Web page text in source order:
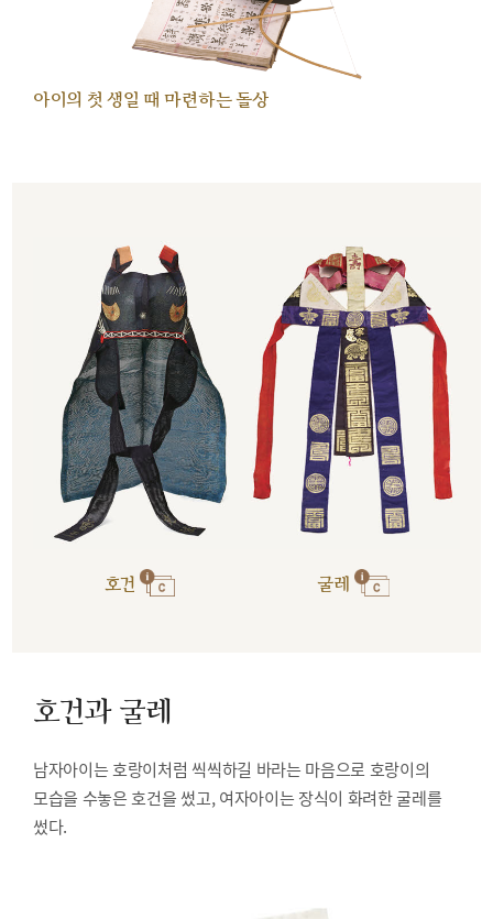
아이의 첫 생일 때 마련하는 돌상
호건 굴레
호건과 굴레
남자아이는 호랑이처럼 씩씩하길 바라는 마음으로 호랑이의
모습을 수놓은 호건을 썼고, 여자아이는 장식이 화려한 굴레를
썼다.